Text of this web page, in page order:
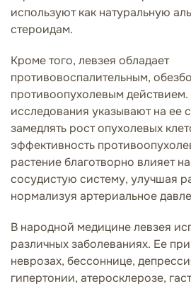
используют как натуральную
стероидам.
Кроме того, левзея обладает
противовоспалительным,
противоопухолевым
исследования указывают на ее
замедлять рост опухолевых
эффективность
растение благотворно влияет
сосудистую систему, улучшая
нормализуя артериальное
В народной медицине левзея
различных заболеваниях. Ее
неврозах, бессоннице,
гипертонии, атеросклерозе,